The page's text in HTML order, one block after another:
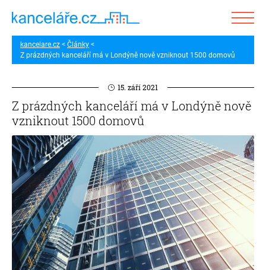
kancelare.cz
Články
Z prázdných kanceláří má v Londýně nově vzniknout 1500 domovů
15. září 2021
Z prázdných kanceláří má v Londýně nově
vzniknout 1500 domovů